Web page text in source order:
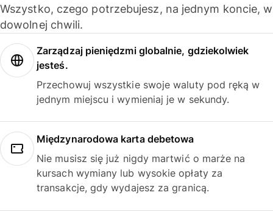
Wszystko, czego potrzebujesz, na jednym koncie, w
dowolnej chwili.
Zarządzaj pieniędzmi globalnie, gdziekolwiek
jesteś.
Przechowuj wszystkie swoje waluty pod ręką w
jednym miejscu i wymieniaj je w sekundy.
Międzynarodowa karta debetowa
Nie musisz się już nigdy martwić o marże na
kursach wymiany lub wysokie opłaty za
transakcje, gdy wydajesz za granicą.